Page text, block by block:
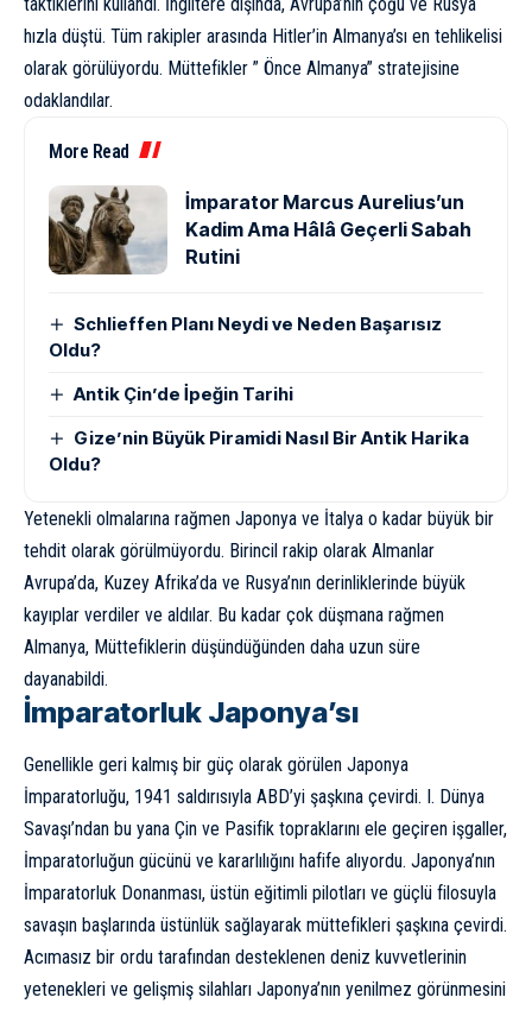
hızla düştü. Tüm rakipler arasında Hitler’in Almanya’sı en tehlikelisi
olarak görülüyordu. Müttefikler ” Önce Almanya” stratejisine
odaklandılar.
More Read
İmparator Marcus Aurelius’un
Kadim Ama Hâlâ Geçerli Sabah
Rutini
Schlieffen Planı Neydi ve Neden Başarısız
Oldu?
Antik Çin’de İpeğin Tarihi
Gize’nin Büyük Piramidi Nasıl Bir Antik Harika
Oldu?
Yetenekli olmalarına rağmen Japonya ve İtalya o kadar büyük bir
tehdit olarak görülmüyordu. Birincil rakip olarak Almanlar
Avrupa’da, Kuzey Afrika’da ve Rusya’nın derinliklerinde büyük
kayıplar verdiler ve aldılar. Bu kadar çok düşmana rağmen
Almanya, Müttefiklerin düşündüğünden daha uzun süre
dayanabildi.
İmparatorluk Japonya’sı
Genellikle geri kalmış bir güç olarak görülen Japonya
İmparatorluğu, 1941 saldırısıyla ABD’yi şaşkına çevirdi. I. Dünya
Savaşı’ndan bu yana Çin ve Pasifik topraklarını ele geçiren işgaller,
İmparatorluğun gücünü ve kararlılığını hafife alıyordu. Japonya’nın
İmparatorluk Donanması, üstün eğitimli pilotları ve güçlü filosuyla
savaşın başlarında üstünlük sağlayarak müttefikleri şaşkına çevirdi.
Acımasız bir ordu tarafından desteklenen deniz kuvvetlerinin
yetenekleri ve gelişmiş silahları Japonya’nın yenilmez görünmesini